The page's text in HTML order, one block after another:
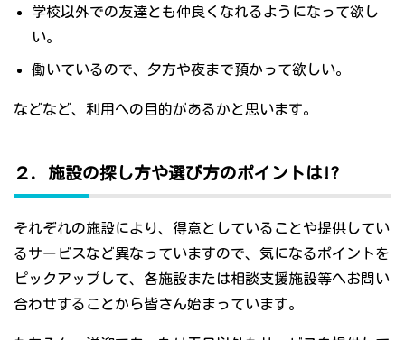
学校以外での友達とも仲良くなれるようになって欲し
い。
働いているので、夕方や夜まで預かって欲しい。
などなど、利用への目的があるかと思います。
２．施設の探し方や選び方のポイントは!?
それぞれの施設により、得意としていることや提供してい
るサービスなど異なっていますので、気になるポイントを
ピックアップして、各施設または相談支援施設等へお問い
合わせすることから皆さん始まっています。